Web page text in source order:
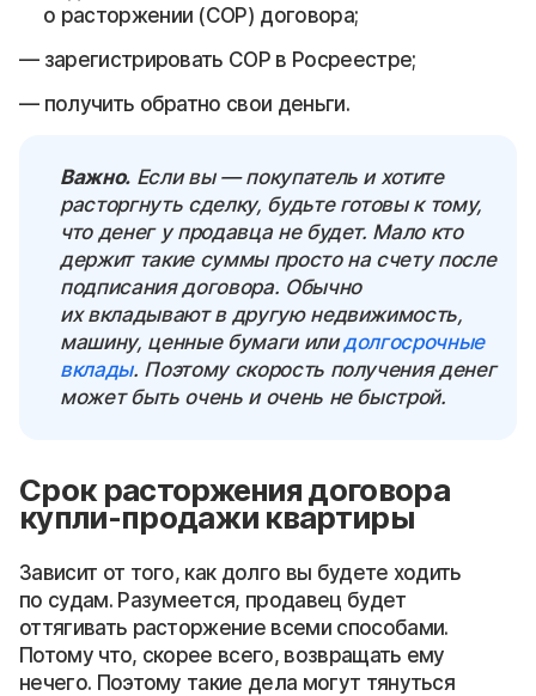
о расторжении (СОР) договора;
зарегистрировать СОР в Росреестре;
получить обратно свои деньги.
Важно.Если вы — покупатель и хотите
расторгнуть сделку, будьте готовы к тому,
что денег у продавца не будет. Мало кто
держит такие суммы просто на счету после
подписания договора. Обычно
их вкладывают в другую недвижимость,
машину, ценные бумаги илидолгосрочные
вклады. Поэтому скорость получения денег
может быть очень и очень не быстрой.
Срок расторжения договора
купли-продажи квартиры
Зависит от того, как долго вы будете ходить
по судам. Разумеется, продавец будет
оттягивать расторжение всеми способами.
Потому что, скорее всего, возвращать ему
нечего. Поэтому такие дела могут тянуться